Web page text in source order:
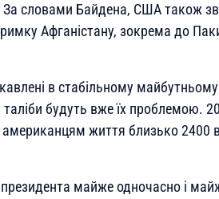
За словами Байдена, США також
Афганістану, зокрема до
в стабільному
будуть вже їх проблемою.
життя близько 2400
майже одночасно і